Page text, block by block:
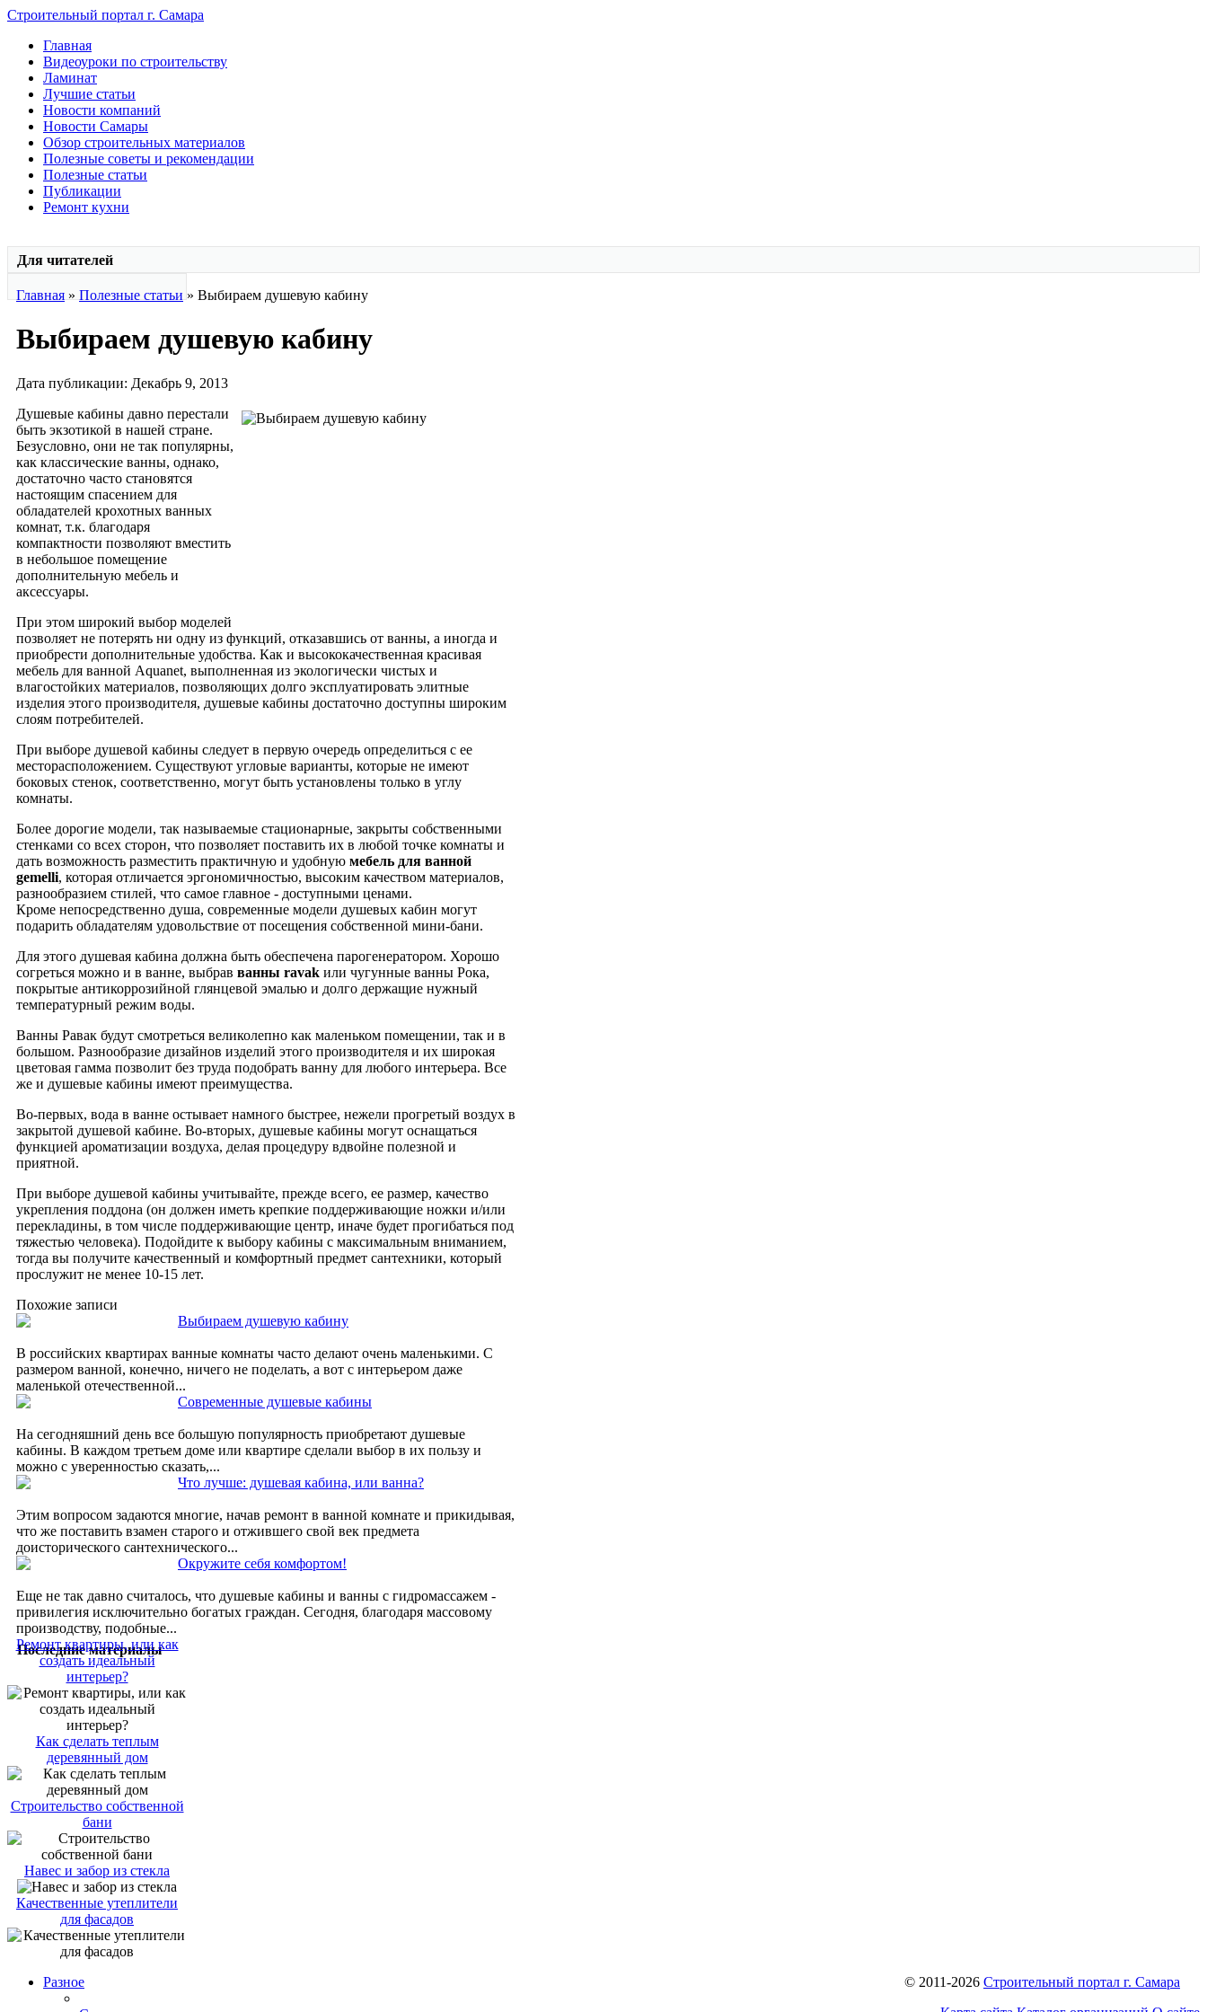
Строительный портал г. Самара
Главная
Видеоуроки по строительству
Ламинат
Лучшие статьи
Новости компаний
Новости Самары
Обзор строительных материалов
Полезные советы и рекомендации
Полезные статьи
Публикации
Ремонт кухни
Для читателей
Главная » Полезные статьи » Выбираем душевую кабину
Выбираем душевую кабину
Дата публикации: Декабрь 9, 2013
Душевые кабины давно перестали
быть экзотикой в нашей стране.
Безусловно, они не так популярны,
как классические ванны, однако,
достаточно часто становятся
настоящим спасением для
обладателей крохотных ванных
комнат, т.к. благодаря
компактности позволяют вместить
в небольшое помещение
дополнительную мебель и
аксессуары.
При этом широкий выбор моделей
позволяет не потерять ни одну из функций, отказавшись от ванны, а иногда и
приобрести дополнительные удобства. Как и высококачественная красивая
мебель для ванной Aquanet, выполненная из экологически чистых и
влагостойких материалов, позволяющих долго эксплуатировать элитные
изделия этого производителя, душевые кабины достаточно доступны широким
слоям потребителей.
При выборе душевой кабины следует в первую очередь определиться с ее
месторасположением. Существуют угловые варианты, которые не имеют
боковых стенок, соответственно, могут быть установлены только в углу
комнаты.
Более дорогие модели, так называемые стационарные, закрыты собственными
стенками со всех сторон, что позволяет поставить их в любой точке комнаты и
дать возможность разместить практичную и удобную мебель для ванной
gemelli, которая отличается эргономичностью, высоким качеством материалов,
разнообразием стилей, что самое главное - доступными ценами.
Кроме непосредственно душа, современные модели душевых кабин могут
подарить обладателям удовольствие от посещения собственной мини-бани.
Для этого душевая кабина должна быть обеспечена парогенератором. Хорошо
согреться можно и в ванне, выбрав ванны ravak или чугунные ванны Рока,
покрытые антикоррозийной глянцевой эмалью и долго держащие нужный
температурный режим воды.
Ванны Равак будут смотреться великолепно как маленьком помещении, так и в
большом. Разнообразие дизайнов изделий этого производителя и их широкая
цветовая гамма позволит без труда подобрать ванну для любого интерьера. Все
же и душевые кабины имеют преимущества.
Во-первых, вода в ванне остывает намного быстрее, нежели прогретый воздух в
закрытой душевой кабине. Во-вторых, душевые кабины могут оснащаться
функцией ароматизации воздуха, делая процедуру вдвойне полезной и
приятной.
При выборе душевой кабины учитывайте, прежде всего, ее размер, качество
укрепления поддона (он должен иметь крепкие поддерживающие ножки и/или
перекладины, в том числе поддерживающие центр, иначе будет прогибаться под
тяжестью человека). Подойдите к выбору кабины с максимальным вниманием,
тогда вы получите качественный и комфортный предмет сантехники, который
прослужит не менее 10-15 лет.
Похожие записи
Выбираем душевую кабину
В российских квартирах ванные комнаты часто делают очень маленькими. С
размером ванной, конечно, ничего не поделать, а вот с интерьером даже
маленькой отечественной...
Современные душевые кабины
На сегодняшний день все большую популярность приобретают душевые
кабины. В каждом третьем доме или квартире сделали выбор в их пользу и
можно с уверенностью сказать,...
Что лучше: душевая кабина, или ванна?
Этим вопросом задаются многие, начав ремонт в ванной комнате и прикидывая,
что же поставить взамен старого и отжившего свой век предмета
доисторического сантехнического...
Окружите себя комфортом!
Еще не так давно считалось, что душевые кабины и ванны с гидромассажем -
привилегия исключительно богатых граждан. Сегодня, благодаря массовому
производству, подобные...
Последние материалы
Ремонт квартиры, или как
создать идеальный
интерьер?
Как сделать теплым
деревянный дом
Строительство собственной
бани
Навес и забор из стекла
Качественные утеплители
для фасадов
© 2011-2026 Строительный портал г. Самара
Разное